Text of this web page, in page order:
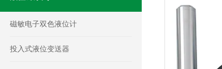
磁敏电子双色液位计
投入式液位变送器